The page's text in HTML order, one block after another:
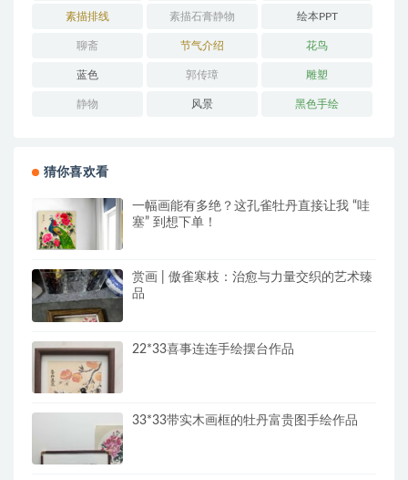
素描排线 素描石膏静物 绘本PPT
聊斋 节气介绍 花鸟
蓝色 郭传璋 雕塑
静物 风景 黑色手绘
猜你喜欢看
一幅画能有多绝？这孔雀牡丹直接让我 “哇
塞” 到想下单！
赏画 | 傲雀寒枝：治愈与力量交织的艺术臻
品
22*33喜事连连手绘摆台作品
33*33带实木画框的牡丹富贵图手绘作品